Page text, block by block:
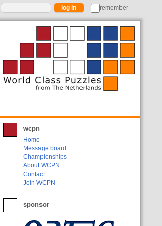
remember
wcpn
Home
Message board
Championships
About WCPN
Contact
Join WCPN
sponsor